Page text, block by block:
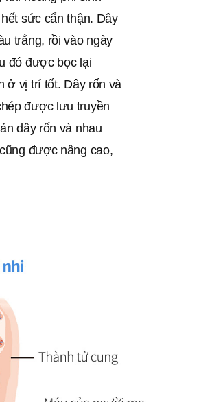
sức cẩn thận. Dây
trắng, rồi vào ngày
đó được bọc lại
ở vị trí tốt. ‎‎Dây rốn và
được lưu truyền
dây rốn và nhau
được nâng cao,